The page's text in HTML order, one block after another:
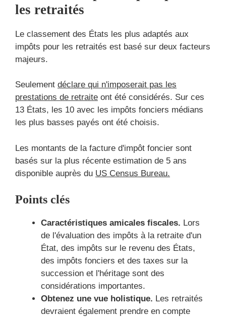
les retraités
Le classement des États les plus adaptés aux
impôts pour les retraités est basé sur deux facteurs
majeurs.
Seulement déclare qui n'imposerait pas les
prestations de retraite ont été considérés. Sur ces
13 États, les 10 avec les impôts fonciers médians
les plus basses payés ont été choisis.
Les montants de la facture d'impôt foncier sont
basés sur la plus récente estimation de 5 ans
disponible auprès du US Census Bureau.
Points clés
Caractéristiques amicales fiscales. Lors
de l'évaluation des impôts à la retraite d'un
État, des impôts sur le revenu des États,
des impôts fonciers et des taxes sur la
succession et l'héritage sont des
considérations importantes.
Obtenez une vue holistique. Les retraités
devraient également prendre en compte